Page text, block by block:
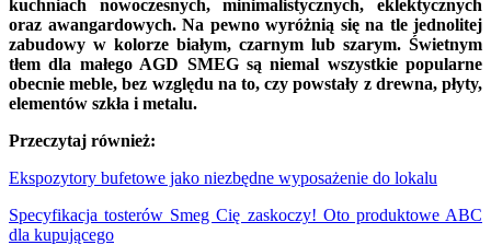
kuchniach nowoczesnych, minimalistycznych, eklektycznych
oraz awangardowych. Na pewno wyróżnią się na tle jednolitej
zabudowy w kolorze białym, czarnym lub szarym. Świetnym
tłem dla małego AGD SMEG są niemal wszystkie popularne
obecnie meble, bez względu na to, czy powstały z drewna, płyty,
elementów szkła i metalu.
Przeczytaj również:
Ekspozytory bufetowe jako niezbędne wyposażenie do lokalu
Specyfikacja tosterów Smeg Cię zaskoczy! Oto produktowe ABC
dla kupującego